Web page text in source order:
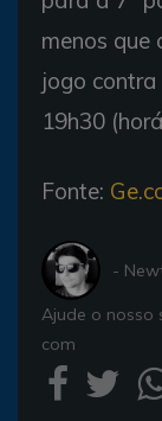
menos que
jogo
19h30
Fonte:
-
Ajude o nosso
com